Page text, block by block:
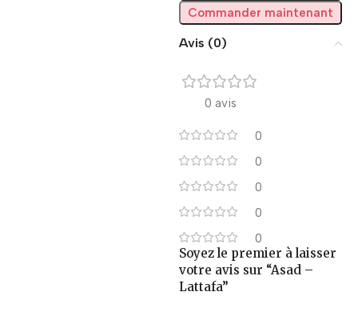
Commander maintenant
Avis (0)
0 avis
0
0
0
0
0
Soyez le premier à laisser
votre avis sur “Asad –
Lattafa”